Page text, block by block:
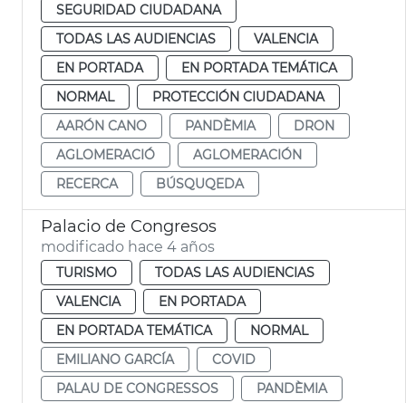
SEGURIDAD CIUDADANA
TODAS LAS AUDIENCIAS
VALENCIA
EN PORTADA
EN PORTADA TEMÁTICA
NORMAL
PROTECCIÓN CIUDADANA
AARÓN CANO
PANDÈMIA
DRON
AGLOMERACIÓ
AGLOMERACIÓN
RECERCA
BÚSQUQEDA
Palacio de Congresos
modificado hace 4 años
TURISMO
TODAS LAS AUDIENCIAS
VALENCIA
EN PORTADA
EN PORTADA TEMÁTICA
NORMAL
EMILIANO GARCÍA
COVID
PALAU DE CONGRESSOS
PANDÈMIA